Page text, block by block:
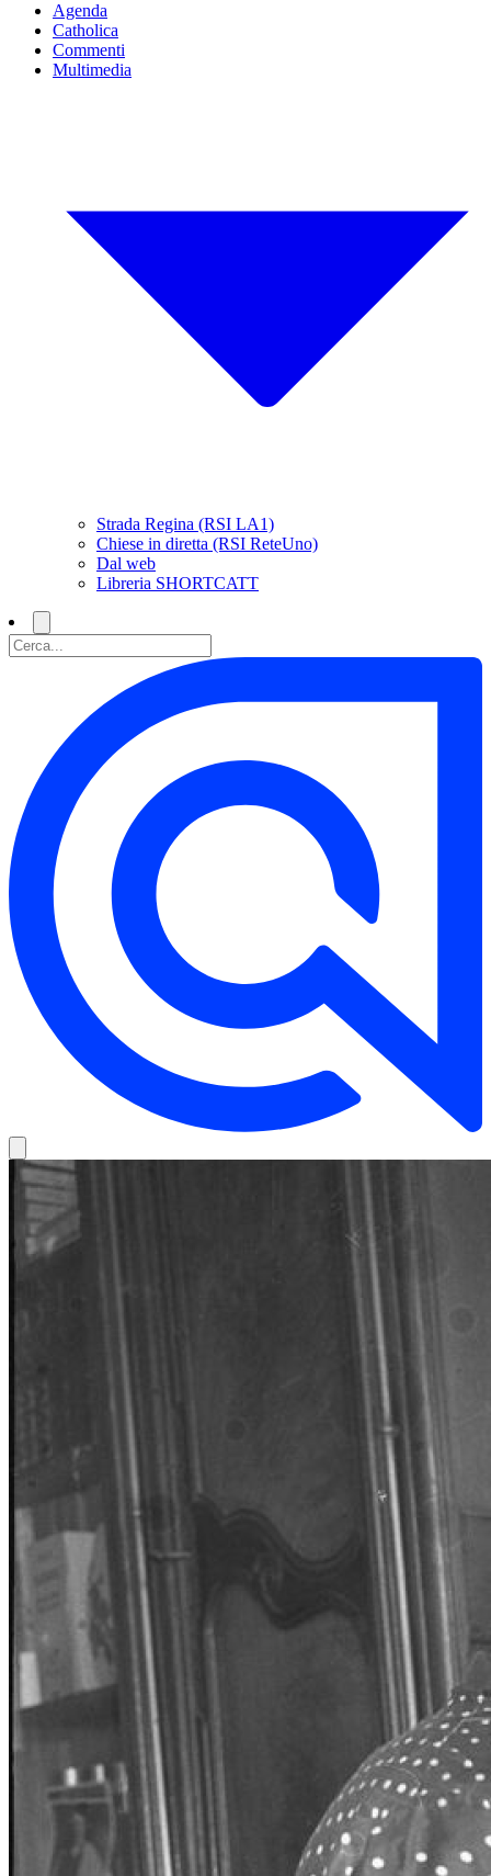
Agenda
Catholica
Commenti
Multimedia
Strada Regina (RSI LA1)
Chiese in diretta (RSI ReteUno)
Dal web
Libreria SHORTCATT